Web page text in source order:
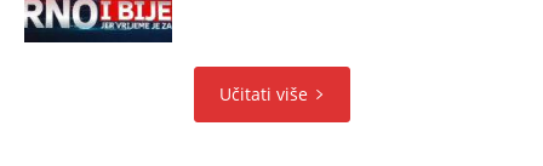
Učitati više